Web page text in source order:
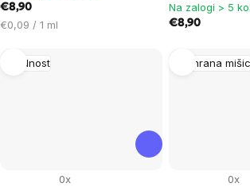
€8,90
Cena
enoto:
€0,09 / 1 ml
Na zalogi > 5
€8,90
Plodnost
0x
Prehrana mišic
0x